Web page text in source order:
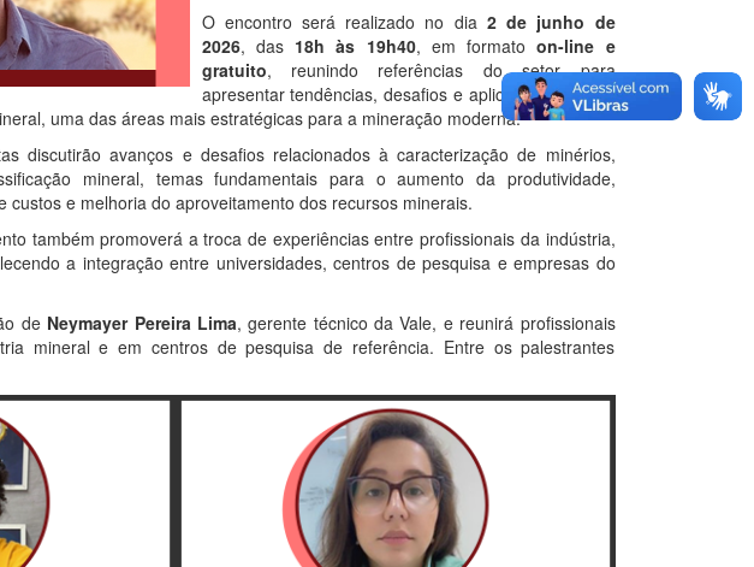
O encontro será realizado no dia 2 de junho de
2026, das 18h às 19h40, em formatoon-line e
gratuito, reunindo referências do setor para
apresentar tendências, desafios e aplicações práticas
uma das áreas mais estratégicas para a mineração moderna.
discutirão avanços e desafios relacionados à caracterização de minérios,
mineral, temas fundamentais para o aumento da produtividade,
custos e melhoria do aproveitamento dos recursos minerais.
também promoverá a troca de experiências entre profissionais da indústria,
a integração entre universidades, centros de pesquisa e empresas do
de Neymayer Pereira Lima, gerente técnico da Vale, e reunirá profissionais
mineral e em centros de pesquisa de referência. Entre os palestrantes